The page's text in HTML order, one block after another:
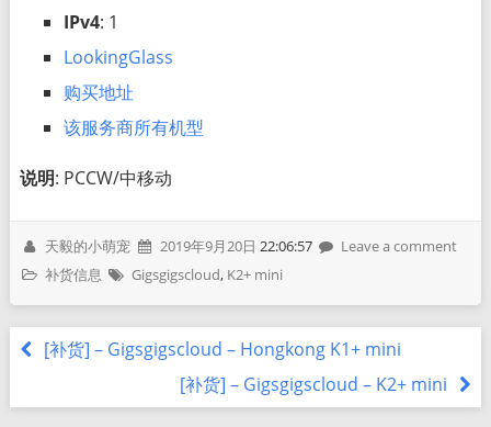
IPv4: 1
LookingGlass
购买地址
该服务商所有机型
说明: PCCW/中移动
天毅的小萌宠 2019年9月20日 22:06:57
Leave a comment
补货信息
Gigsgigscloud, K2+ mini
[补货] – Gigsgigscloud – Hongkong K1+ mini
[补货] – Gigsgigscloud – K2+ mini